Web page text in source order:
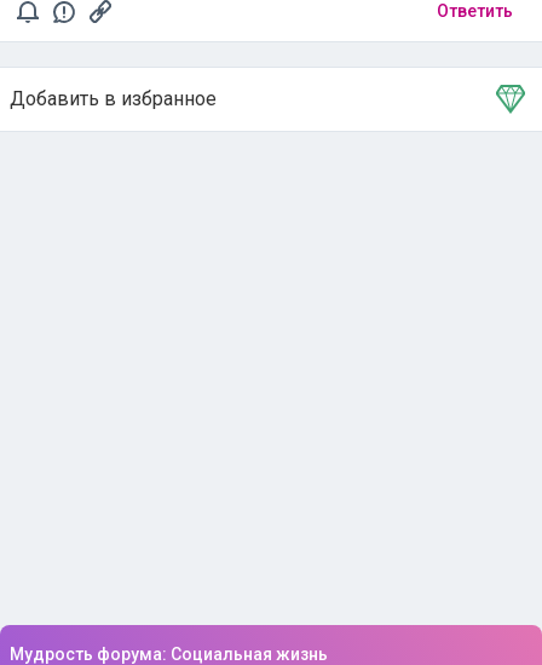
Ответить
Добавить в избранное
Тема в избранном
Мудрость форума: Социальная жизнь